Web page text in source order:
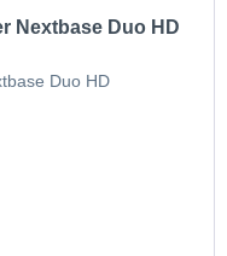
Nextbase Duo HD
Duo HD